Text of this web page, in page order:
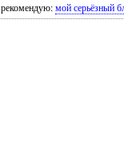
рекомендую: мой серьёзный